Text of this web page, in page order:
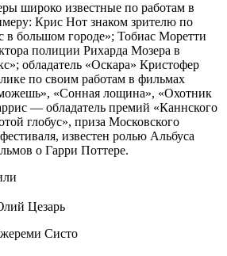
широко известные по работам в
Крис Нот знаком зрителю по
в большом городе»; Тобиас Моретти
полиции Рихарда Мозера в
обладатель «Оскара» Кристофер
по своим работам в фильмах
«Сонная лощина», «Охотник
— обладатель премий «Каннского
глобус», приза Московского
известен ролью Альбуса
о Гарри Поттере.
Цезарь
Систо